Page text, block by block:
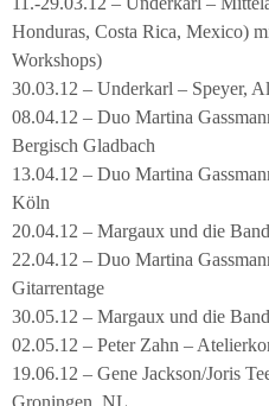
Honduras, Costa Rica, Mexico)
Workshops)
30.03.12 – Underkarl – Speyer,
08.04.12 – Duo Martina
Bergisch Gladbach
13.04.12 – Duo Martina
Köln
20.04.12 – Margaux und die
22.04.12 – Duo Martina
Gitarrentage
30.05.12 – Margaux und die
02.05.12 – Peter Zahn –
19.06.12 – Gene Jackson/Joris
Groningen, NL